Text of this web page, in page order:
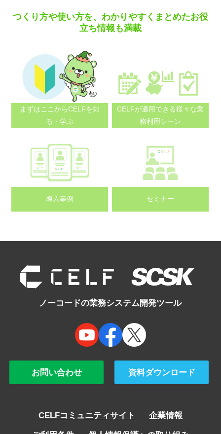
つくり方や使い方を、わかりやすくまとめたお役
立ち情報も満載
まずはここからCELFを知
る・学ぶ
CELFが適用できる様々な業
務利用シーン
導入事例 セミナー
ノーコードの業務システム開発ツール
お問い合わせ 資料ダウンロード
CELFコミュニティサイト 企業情報